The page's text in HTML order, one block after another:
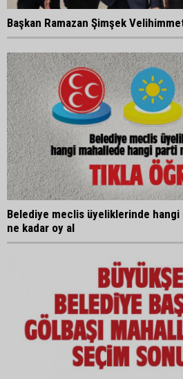
Başkan Ramazan Şimşek
Belediye meclis üyeliklerinde
ne kadar oy al